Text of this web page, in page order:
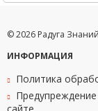
© 2026 Радуга Знаний
ИНФОРМАЦИЯ
Политика